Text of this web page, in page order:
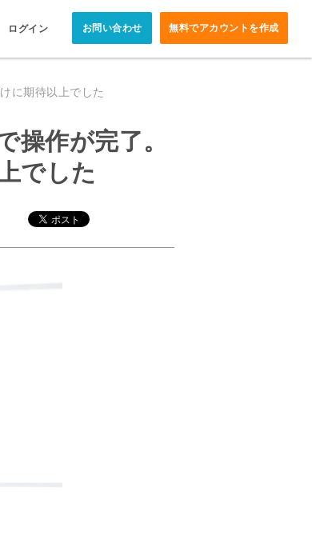
ログイン お問い合わせ 無料でアカウントを作成
に期待以上でした
操作が完了。
でした